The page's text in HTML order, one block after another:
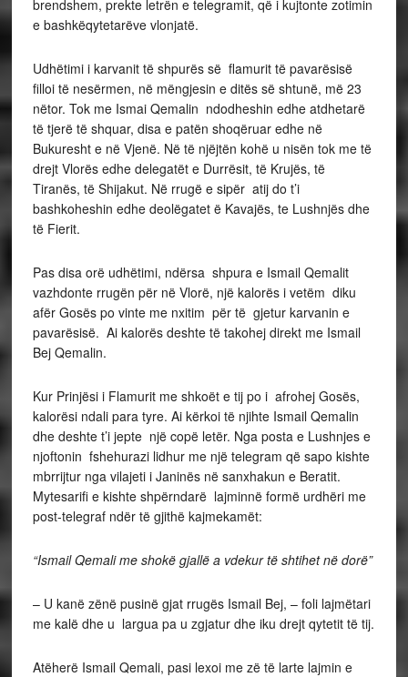
brendshem, prekte letrën e telegramit, që i kujtonte zotimin
e bashkëqytetarëve vlonjatë.
Udhëtimi i karvanit të shpurës së flamurit të pavarësisë
filloi të nesërmen, në mëngjesin e ditës së shtunë, më 23
nëtor. Tok me Ismai Qemalin ndodheshin edhe atdhetarë
të tjerë të shquar, disa e patën shoqëruar edhe në
Bukuresht e në Vjenë. Në të njëjtën kohë u nisën tok me të
drejt Vlorës edhe delegatët e Durrësit, të Krujës, të
Tiranës, të Shijakut. Në rrugë e sipër atij do t’i
bashkoheshin edhe deolëgatet ë Kavajës, te Lushnjës dhe
të Fierit.
Pas disa orë udhëtimi, ndërsa shpura e Ismail Qemalit
vazhdonte rrugën për në Vlorë, një kalorës i vetëm diku
afër Gosës po vinte me nxitim për të gjetur karvanin e
pavarësisë. Ai kalorës deshte të takohej direkt me Ismail
Bej Qemalin.
Kur Prinjësi i Flamurit me shkoët e tij po i afrohej Gosës,
kalorësi ndali para tyre. Ai kërkoi të njihte Ismail Qemalin
dhe deshte t’i jepte një copë letër. Nga posta e Lushnjes e
njoftonin fshehurazi lidhur me një telegram që sapo kishte
mbrrijtur nga vilajeti i Janinës në sanxhakun e Beratit.
Mytesarifi e kishte shpërndarë lajminnë formë urdhëri me
post-telegraf ndër të gjithë kajmekamët:
“Ismail Qemali me shokë gjallë a vdekur të shtihet në dorë”
– U kanë zënë pusinë gjat rrugës Ismail Bej, – foli lajmëtari
me kalë dhe u largua pa u zgjatur dhe iku drejt qytetit të tij.
Atëherë Ismail Qemali, pasi lexoi me zë të larte lajmin e